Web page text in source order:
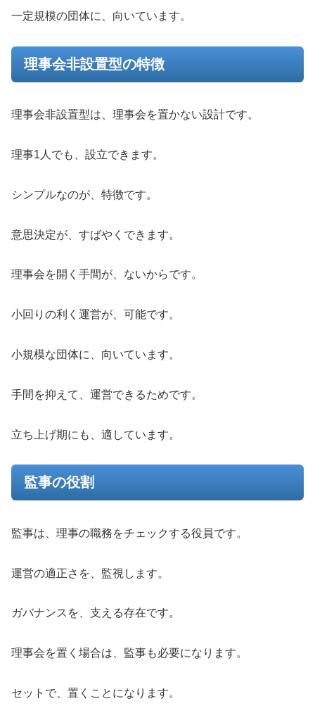
一定規模の団体に、向いています。
理事会非設置型の特徴
理事会非設置型は、理事会を置かない設計です。
理事1人でも、設立できます。
シンプルなのが、特徴です。
意思決定が、すばやくできます。
理事会を開く手間が、ないからです。
小回りの利く運営が、可能です。
小規模な団体に、向いています。
手間を抑えて、運営できるためです。
立ち上げ期にも、適しています。
監事の役割
監事は、理事の職務をチェックする役員です。
運営の適正さを、監視します。
ガバナンスを、支える存在です。
理事会を置く場合は、監事も必要になります。
セットで、置くことになります。